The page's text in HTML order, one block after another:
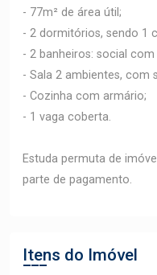
- 77m² de área útil;
- 2 dormitórios, sendo 1
- 2 banheiros: social
- Sala 2 ambientes, com
- Cozinha com armário;
- 1 vaga coberta.
Estuda permuta de
parte de pagamento.
Itens do Imóvel